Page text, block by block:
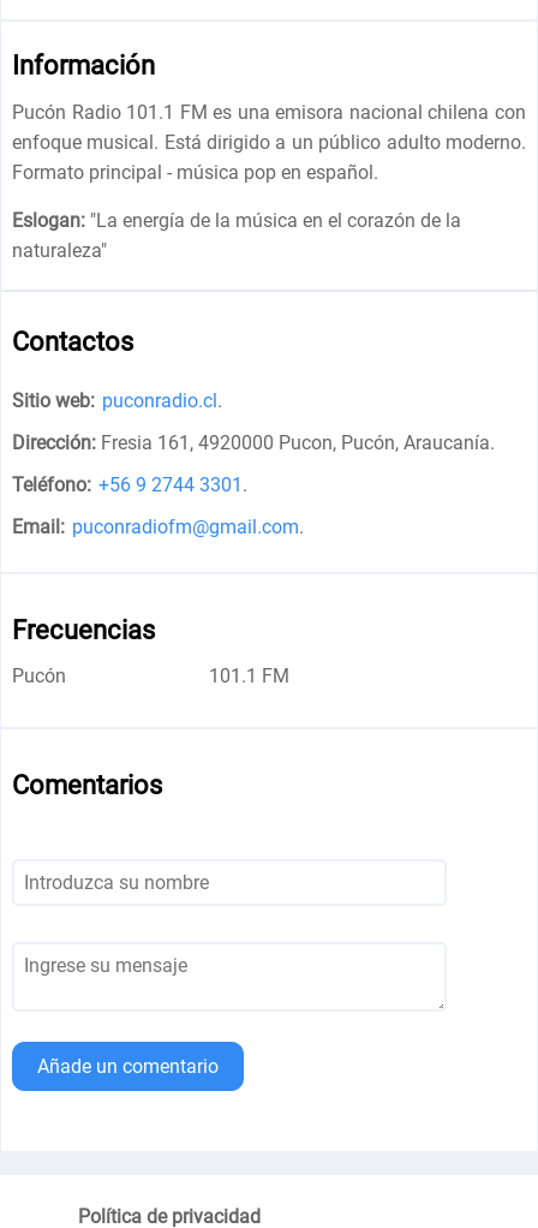
Información
Pucón Radio 101.1 FM es una emisora nacional chilena con
enfoque musical. Está dirigido a un público adulto moderno.
Formato principal - música pop en español.
Eslogan: "La energía de la música en el corazón de la
naturaleza"
Contactos
Sitio web: puconradio.cl.
Dirección: Fresia 161, 4920000 Pucon, Pucón, Araucanía.
Teléfono: +56 9 2744 3301 .
Email: puconradiofm@gmail.com.
Frecuencias
Pucón 101.1 FM
Comentarios
Añade un comentario
Política de privacidad